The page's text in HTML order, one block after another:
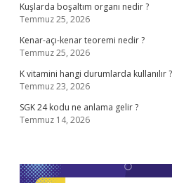
Kuşlarda boşaltım organı nedir ?
Temmuz 25, 2026
Kenar-açı-kenar teoremi nedir ?
Temmuz 25, 2026
K vitamini hangi durumlarda kullanılır ?
Temmuz 23, 2026
SGK 24 kodu ne anlama gelir ?
Temmuz 14, 2026